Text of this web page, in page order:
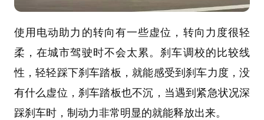
使用电动助力的转向有一些虚位，转向力度很轻
柔，在城市驾驶时不会太累。刹车调校的比较线
性，轻轻踩下刹车踏板，就能感受到刹车力度，没
有什么虚位，刹车踏板也不沉，当遇到紧急状况深
踩刹车时，制动力非常明显的就能释放出来。